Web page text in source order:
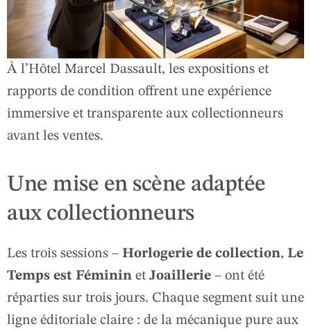
À l’Hôtel Marcel Dassault, les expositions et
rapports de condition offrent une expérience
immersive et transparente aux collectionneurs
avant les ventes.
Une mise en scène adaptée
aux collectionneurs
Les trois sessions – Horlogerie de collection, Le
Temps est Féminin et Joaillerie – ont été
réparties sur trois jours. Chaque segment suit une
ligne éditoriale claire : de la mécanique pure aux